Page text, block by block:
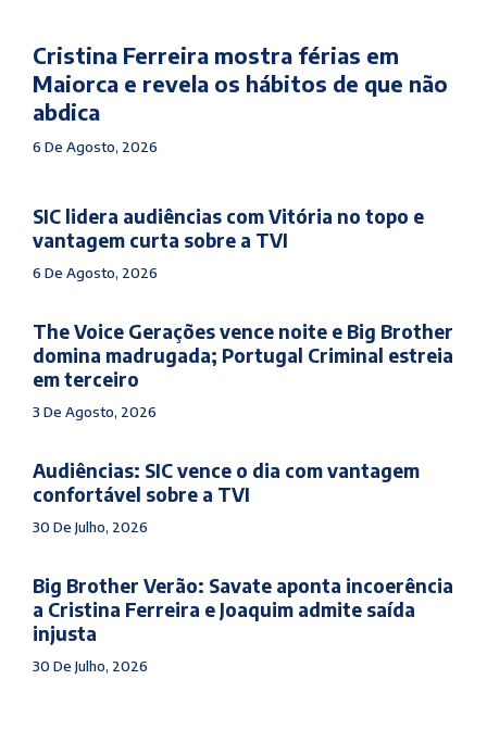
Cristina Ferreira mostra férias em
Maiorca e revela os hábitos de que não
abdica
6 De Agosto, 2026
SIC lidera audiências com Vitória no topo e
vantagem curta sobre a TVI
6 De Agosto, 2026
The Voice Gerações vence noite e Big Brother
domina madrugada; Portugal Criminal estreia
em terceiro
3 De Agosto, 2026
Audiências: SIC vence o dia com vantagem
confortável sobre a TVI
30 De Julho, 2026
Big Brother Verão: Savate aponta incoerência
a Cristina Ferreira e Joaquim admite saída
injusta
30 De Julho, 2026